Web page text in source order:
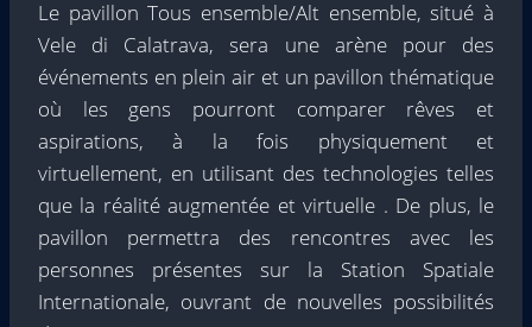
Le pavillon Tous ensemble/Alt ensemble, situé à
Vele di Calatrava, sera une arène pour des
événements en plein air et un pavillon thématique
où les gens pourront comparer rêves et
aspirations, à la fois physiquement et
virtuellement, en utilisant des technologies telles
que la réalité augmentée et virtuelle . De plus, le
pavillon permettra des rencontres avec les
personnes présentes sur la Station Spatiale
Internationale, ouvrant de nouvelles possibilités